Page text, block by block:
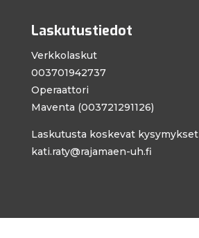
Laskutustiedot
Verkkolaskut
003701942737
Operaattori
Maventa (003721291126)
Laskutusta koskevat kysymykset
kati.raty@rajamaen-uh.fi